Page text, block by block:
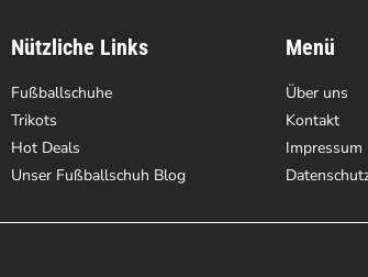
Die
auf
der
Nützliche Links
Fußballschuhe
Trikots
Hot Deals
Unser Fußballschuh Blog
Menü
Über uns
Kontakt
Impressum